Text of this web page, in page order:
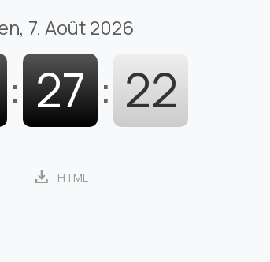
7. Août 2026
: 27 : 23
download HTML